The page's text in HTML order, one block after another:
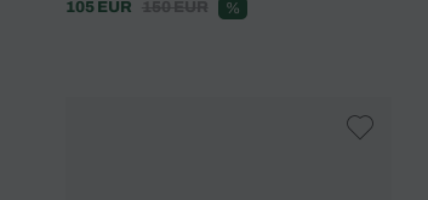
105 EUR
150 EUR %